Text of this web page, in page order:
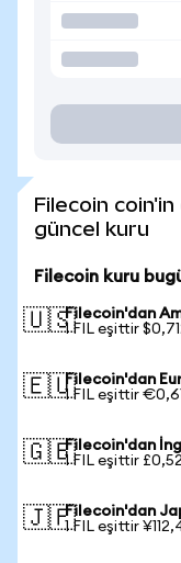
Filecoin
güncel kuru
Filecoin kuru
🇺🇸Filecoin'dan
1 FIL eşittir
🇪🇺Filecoin'dan
1 FIL eşittir
🇬🇧Filecoin'dan
1 FIL eşittir
🇯🇵Filecoin'dan
1 FIL eşittir